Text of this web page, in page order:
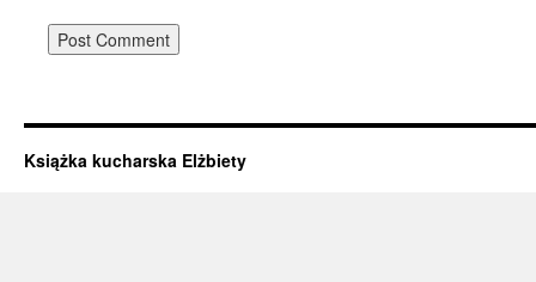
Książka kucharska Elżbiety